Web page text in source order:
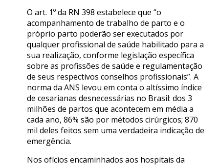
O art. 1º da RN 398 estabelece que “o
acompanhamento de trabalho de parto e o
próprio parto poderão ser executados por
qualquer profissional de saúde habilitado para a
sua realização, conforme legislação específica
sobre as profissões de saúde e regulamentação
de seus respectivos conselhos profissionais”. A
norma da ANS levou em conta o altíssimo índice
de cesarianas desnecessárias no Brasil: dos 3
milhões de partos que acontecem em média a
cada ano, 86% são por métodos cirúrgicos; 870
mil deles feitos sem uma verdadeira indicação de
emergência.
Nos ofícios encaminhados aos hospitais da